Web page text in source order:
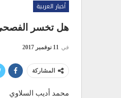
أخبار العربية
هل تخسر الفصحى
في 11 نوفمبر 2017
المشاركة
محمد أديب السلاوي